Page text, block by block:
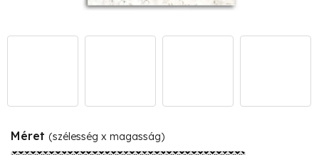
Méret (szélesség x magasság)